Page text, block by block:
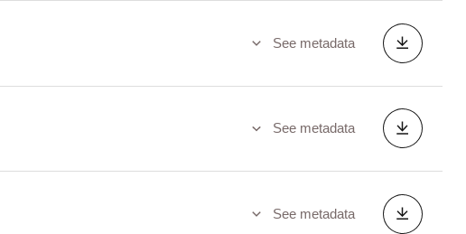
See metadata
See metadata
See metadata